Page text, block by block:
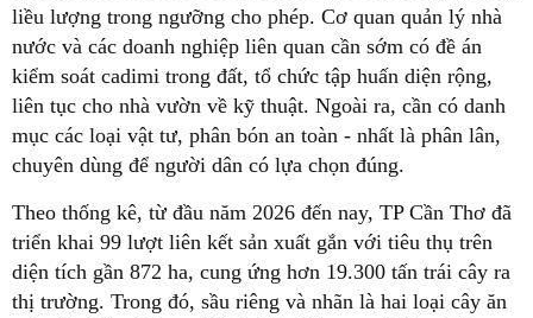
liều lượng trong ngưỡng cho phép. Cơ quan quản lý nhà
nước và các doanh nghiệp liên quan cần sớm có đề án
kiểm soát cadimi trong đất, tổ chức tập huấn diện rộng,
liên tục cho nhà vườn về kỹ thuật. Ngoài ra, cần có danh
mục các loại vật tư, phân bón an toàn - nhất là phân lân,
chuyên dùng để người dân có lựa chọn đúng.
Theo thống kê, từ đầu năm 2026 đến nay, TP Cần Thơ đã
triển khai 99 lượt liên kết sản xuất gắn với tiêu thụ trên
diện tích gần 872 ha, cung ứng hơn 19.300 tấn trái cây ra
thị trường. Trong đó, sầu riêng và nhãn là hai loại cây ăn